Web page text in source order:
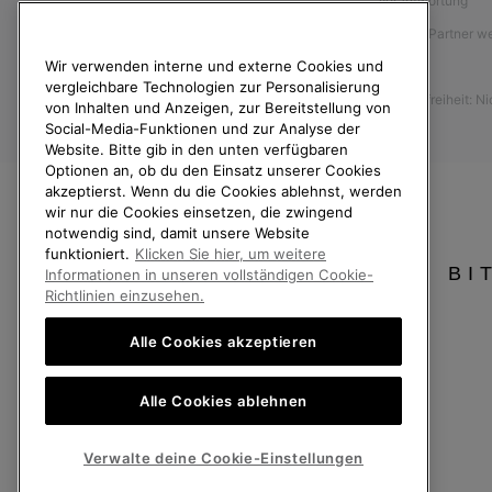
Größentabelle
Rücksendungen
Vom Kaufvertrag zurücktreten
Bestellstatus
Versand
Zahlung
Häufig gestellte Fragen
Affiliate Partner
Presse
Barrierefreiheit:
Deutschland
SOREL. Alle Rechte vorbehalten.
Wir verwenden interne und externe Cookies und
vergleichbare Technologien zur Personalisierung
von Inhalten und Anzeigen, zur Bereitstellung von
Social-Media-Funktionen und zur Analyse der
Website. Bitte gib in den unten verfügbaren
Optionen an, ob du den Einsatz unserer Cookies
akzeptierst. Wenn du die Cookies ablehnst, werden
wir nur die Cookies einsetzen, die zwingend
notwendig sind, damit unsere Website
funktioniert. Klicken Sie hier, um weitere
Informationen in unseren vollständigen Cookie-
Richtlinien einzusehen.
Alle Cookies akzeptieren
Alle Cookies ablehnen
Verwalte deine Cookie-Einstellungen